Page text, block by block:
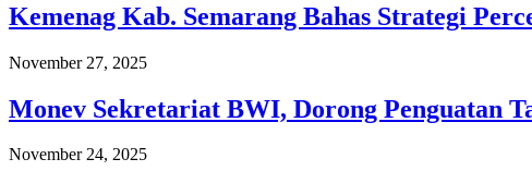
Kemenag Kab. Semarang Bahas Strategi
November 27, 2025
Monev Sekretariat BWI, Dorong Penguatan
November 24, 2025